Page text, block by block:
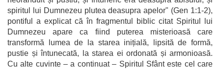
spiritul lui Dumnezeu plutea deasupra apelor" (Gen 1:1-2),
pontiful a explicat că în fragmentul biblic citat Spiritul lui
Dumnezeu apare ca fiind puterea misterioasă care
transformă lumea de la starea inițială, lipsită de formă,
pustie și întunecată, la starea ei ordonată și armonioasă.
Cu alte cuvinte – a continuat – Spiritul Sfânt este cel care